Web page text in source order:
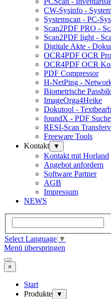
CW-Sysinfo -
Systemscan - PC-
Scan2PDF PRO -
Scan2PDF light -
Digitale Akte -
OCR4PDF OCR
OCR4PDF OCR
PDF Compressor
H-NetPing -
Biometrische
ImageOrga4Heike
Dokutool -
foundX - PDF Suche
RESI-Scan
Freeware Tools
Kontakt
▼
Kontakt mit Horland
Angebot anfordern
Software Partner
AGB
Impressum
NEWS
Select Language ▼
Menü überspringen
×
Start
Produkte
▼